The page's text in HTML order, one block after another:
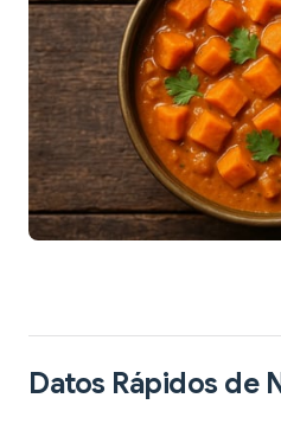
Datos Rápidos de